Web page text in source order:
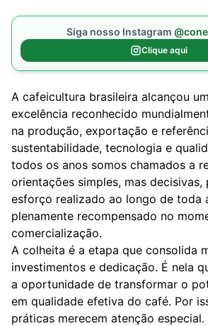
Siga nosso Instagram
Clique aqui
A cafeicultura brasileira alcançou
excelência reconhecido
na produção, exportação e
sustentabilidade, tecnologia e
todos os anos somos chamados a
orientações simples, mas decisivas,
esforço realizado ao longo de toda
plenamente recompensado no
comercialização.
A colheita é a etapa que consolida
investimentos e dedicação. É nela
a oportunidade de transformar o
em qualidade efetiva do café. Por
práticas merecem atenção especial.